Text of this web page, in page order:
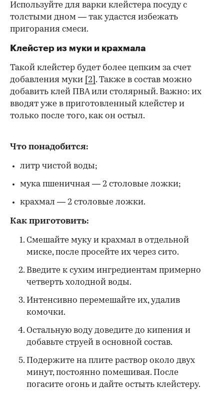
Используйте для варки клейстера посуду с
толстыми дном — так удастся избежать
пригорания смеси.
Клейстер из муки и крахмала
Такой клейстер будет более цепким за счет
добавления муки [2] . Также в состав можно
добавить клей ПВА или столярный. Важно: их
вводят уже в приготовленный клейстер и
только после того, как он остыл.
Что понадобится:
литр чистой воды;
мука пшеничная — 2 столовые ложки;
крахмал — 2 столовые ложки.
Как приготовить:
Смешайте муку и крахмал в отдельной
миске, после просейте их через сито.
Введите к сухим ингредиентам примерно
четверть холодной воды.
Интенсивно перемешайте их, удалив
комочки.
Остальную воду доведите до кипения и
добавьте струей в основной состав.
Подержите на плите раствор около двух
минут, постоянно помешивая. После
погасите огонь и дайте остыть клейстеру.